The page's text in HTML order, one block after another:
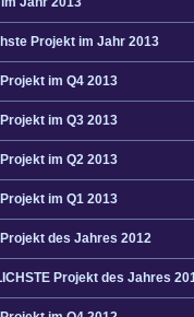
Projekt im Jahr 2013
im Q4 2013
im Q3 2013
im Q2 2013
im Q1 2013
des Jahres 2012
Projekt des Jahres